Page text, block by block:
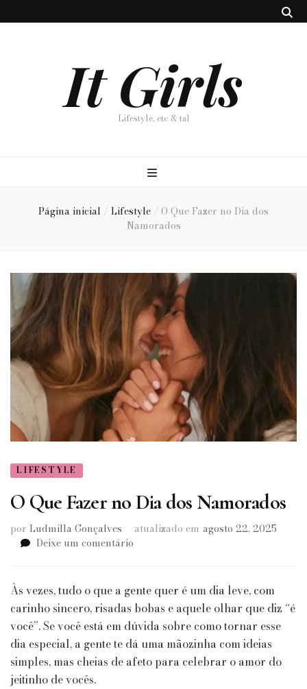
It Girls
Lifestyle, etc & tal
Página inicial /Lifestyle /O Que Fazer no Dia dos
Namorados
LIFESTYLE
O Que Fazer no Dia dos Namorados
por Ludmilla Gonçalves atualizado em agosto 22, 2025
Deixe um comentário
Fazer
no
Dia
dos
Namorados
Às vezes, tudo o que a gente quer é um dia leve, com
carinho sincero, risadas bobas e aquele olhar que diz “é
você”. Se você está em dúvida sobre como tornar esse
dia especial, a gente te dá uma mãozinha com ideias
simples, mas cheias de afeto para celebrar o amor do
jeitinho de vocês.